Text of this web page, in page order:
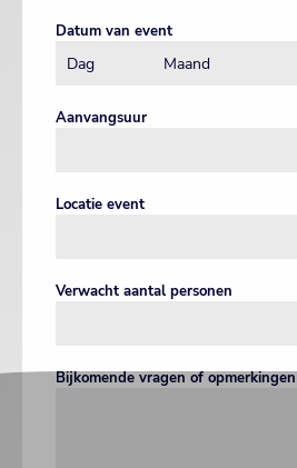
Datum van event
Aanvangsuur
Locatie event
Verwacht aantal personen
Bijkomende vragen of opmerkingen